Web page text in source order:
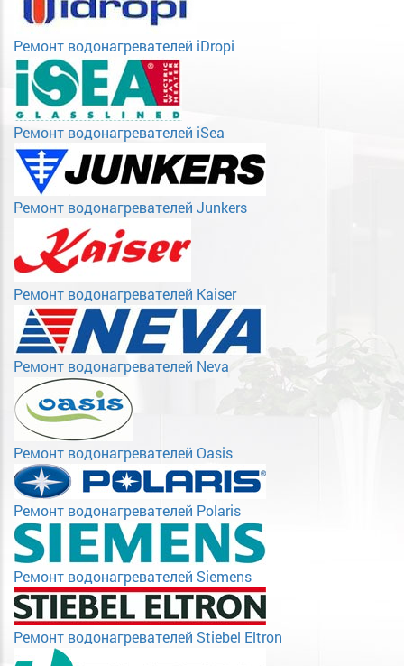
Ремонт водонагревателей iDropi
Ремонт водонагревателей iSea
Ремонт водонагревателей Junkers
Ремонт водонагревателей Kaiser
Ремонт водонагревателей Neva
Ремонт водонагревателей Oasis
Ремонт водонагревателей Polaris
Ремонт водонагревателей Siemens
Ремонт водонагревателей Stiebel Eltron